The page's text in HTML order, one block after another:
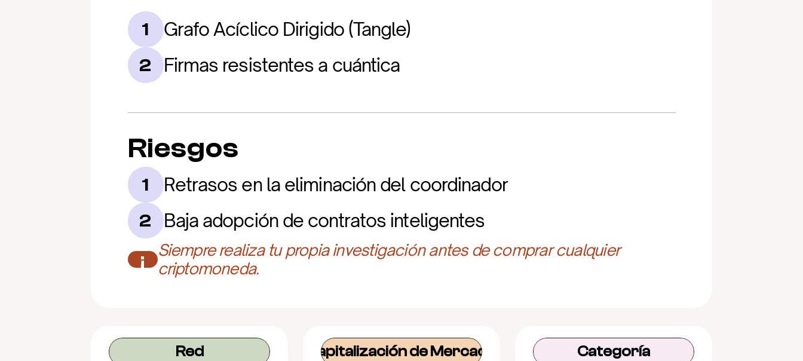
1 Grafo Acíclico Dirigido (Tangle)
2 Firmas resistentes a cuántica
Riesgos
1 Retrasos en la eliminación del coordinador
2 Baja adopción de contratos inteligentes
¡
Siempre realiza tu propia investigación antes de comprar cualquier
criptomoneda.
Red Capitalización de Mercado Categoría